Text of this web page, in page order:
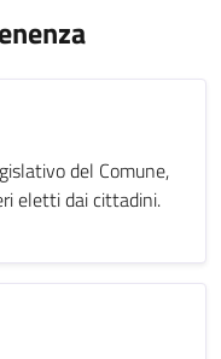
del Comune,
eletti dai cittadini.